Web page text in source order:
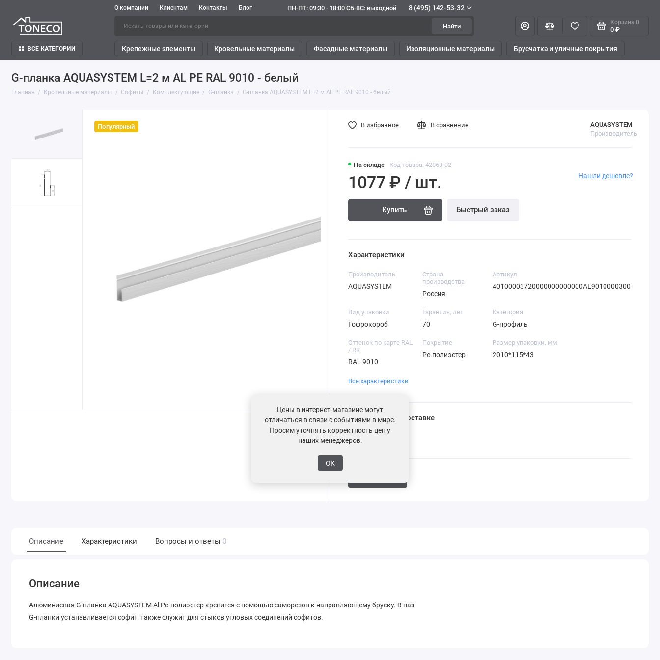
О компании Клиентам Контакты Блог ПН-ПТ: 09:30 - 18:00 СБ-ВС: выходной 8 (495) 142-53-32
Найти
Корзина 0
0 ₽
ВСЕ КАТЕГОРИИ Крепежные элементы Кровельные материалы Фасадные материалы Изоляционные материалы Брусчатка и уличные покрытия
G-планка AQUASYSTEM L=2 м AL PE RAL 9010 - белый
Главная Кровельные материалы Софиты Комплектующие G-планка G-планка AQUASYSTEM L=2 м AL PE RAL 9010 - белый
Популярный
На складе Код товара: 42863-02
AQUASYSTEM
Производитель
1077 ₽ / шт.
Купить Быстрый заказ
Нашли дешевле?
В избранное В сравнение
Характеристики
Производитель
AQUASYSTEM
Страна
производства
Россия
Артикул
40100003720000000000000AL9010000300
Вид упаковки
Гофрокороб
Гарантия, лет
70
Категория
G-профиль
Оттенок по карте RAL
/ RR
RAL 9010
Покрытие
Pe-полиэстер
Размер упаковки, мм
2010*115*43
Все характеристики
Информация о доставке
Загрузка...
Описание Характеристики Вопросы и ответы 0
Описание
Алюминиевая G-планка AQUASYSTEM Al Pe-полиэстер крепится с помощью саморезов к направляющему бруску. В паз
G-планки устанавливается софит, также служит для стыков угловых соединений софитов.
Цены в интернет-магазине могут
отличаться в связи с событиями в мире.
Просим уточнять корректность цен у
наших менеджеров.
ОК